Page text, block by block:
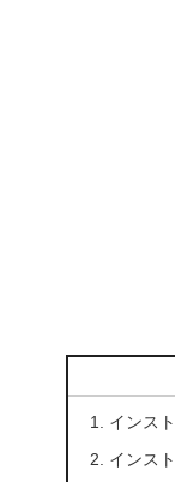
インス
インス